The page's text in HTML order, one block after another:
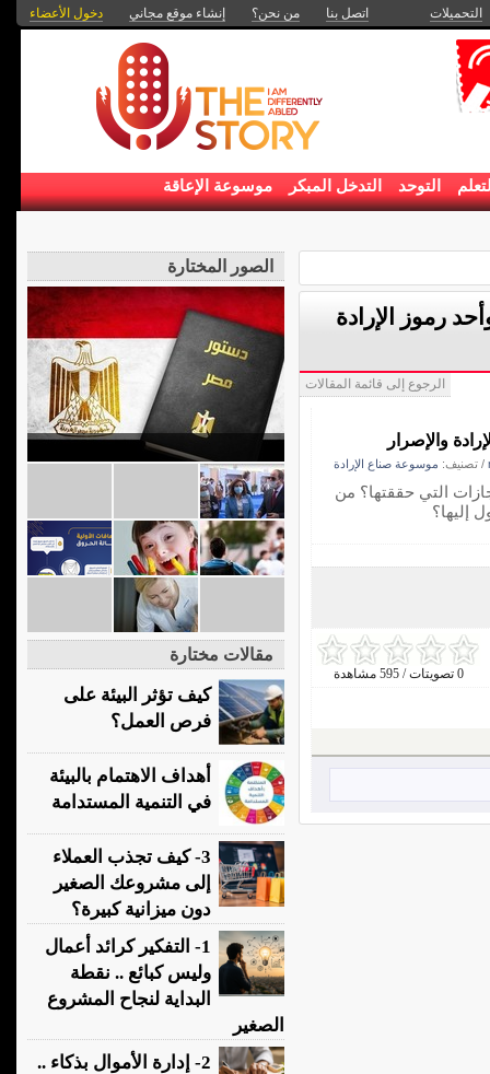
التحميلات اتصل بنا من نحن؟ إنشاء موقع مجاني دخول الأعضاء
التوحد التدخل المبكر موسوعة الإعاقة
رموز الإرادة
الرجوع إلى قائمة المقالات
والإصرار
/ تصنيف: موسوعة صناع الإرادة
التي حققتها؟ من
إليها؟
0 تصويتات / 595 مشاهدة
الصور المختارة
مقالات مختارة
كيف تؤثر البيئة على
فرص العمل؟
أهداف الاهتمام بالبيئة
في التنمية المستدامة
3- كيف تجذب العملاء
إلى مشروعك الصغير
دون ميزانية كبيرة؟
1- التفكير كرائد أعمال
وليس كبائع .. نقطة
البداية لنجاح المشروع
الصغير
2- إدارة الأموال بذكاء ..